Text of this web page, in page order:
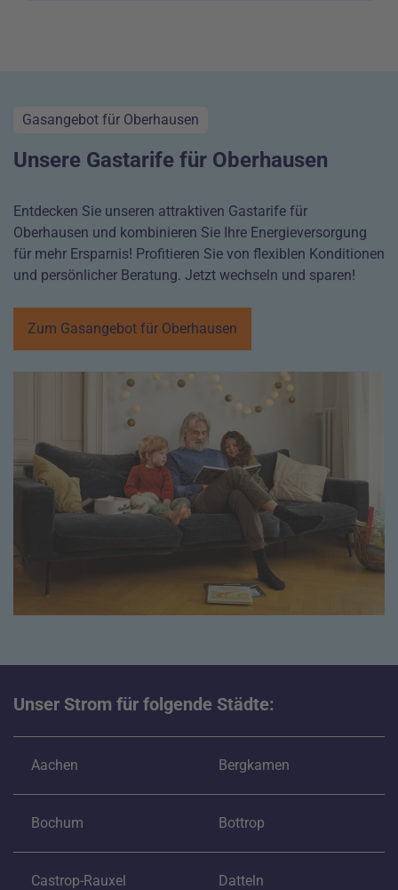
Gasangebot für Oberhausen
Unsere Gastarife für Oberhausen
Entdecken Sie unseren attraktiven Gastarife für
Oberhausen und kombinieren Sie Ihre Energieversorgung
für mehr Ersparnis! Profitieren Sie von flexiblen Konditionen
und persönlicher Beratung. Jetzt wechseln und sparen!
Zum Gasangebot für Oberhausen
Unser Strom für folgende Städte:
Aachen Bergkamen
Bochum Bottrop
Castrop-Rauxel Datteln